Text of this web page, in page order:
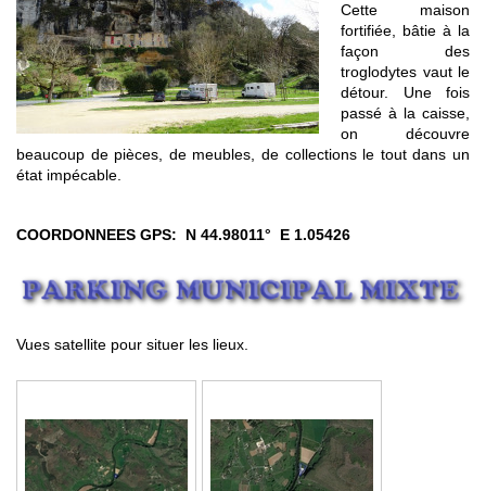
Cette maison
fortifiée, bâtie à la
façon des
troglodytes vaut le
détour. Une fois
passé à la caisse,
on découvre
beaucoup de pièces, de meubles, de collections le tout dans un
état impécable.
COORDONNEES GPS: N 44.98011° E 1.05426
Vues satellite pour situer les lieux.